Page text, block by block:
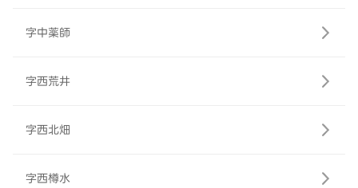
字中薬師
字西荒井
字西北畑
字西樽水